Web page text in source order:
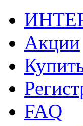
Акции
FAQ